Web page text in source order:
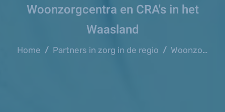
Woonzorgcentra en CRA's in het
Waasland
Home / Partners in zorg in de regio / Woonzorgcentra en CRA's in het Waasland